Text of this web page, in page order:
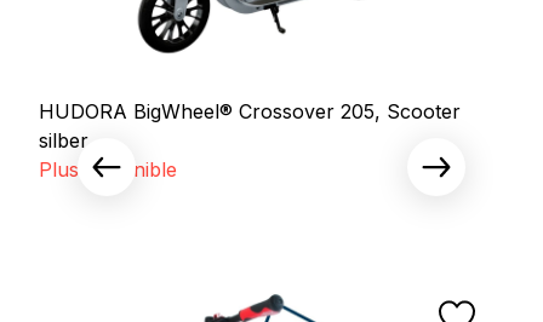
HUDORA BigWheel® Crossover 205, Scooter
silber
Plus disponible